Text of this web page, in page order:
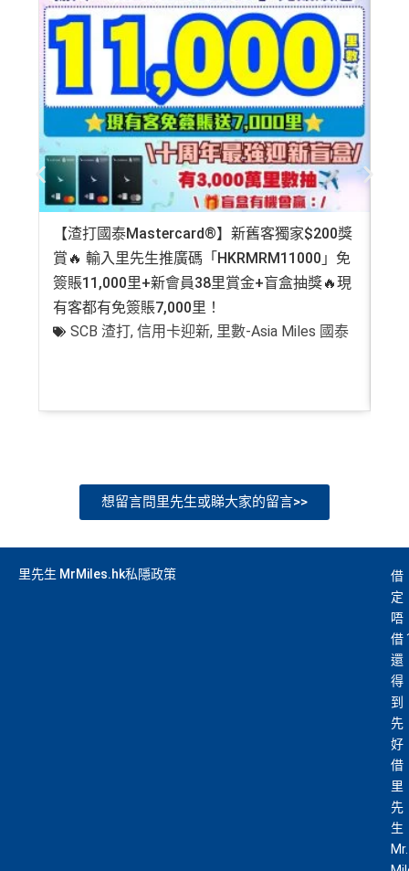
【渣打國泰Mastercard®】新舊客獨家$200獎
賞🔥 輸入里先生推廣碼「HKRMRM11000」免
簽賬11,000里+新會員38里賞金+盲盒抽獎🔥現
有客都有免簽賬7,000里！
SCB 渣打,信用卡迎新, 里數-Asia Miles 國泰
想留言問里先生或睇大家的留言>>
里先生 MrMiles.hk私隱政策
借
定
唔
借
還
得
到
先
好
借
里
先
生
Mr.